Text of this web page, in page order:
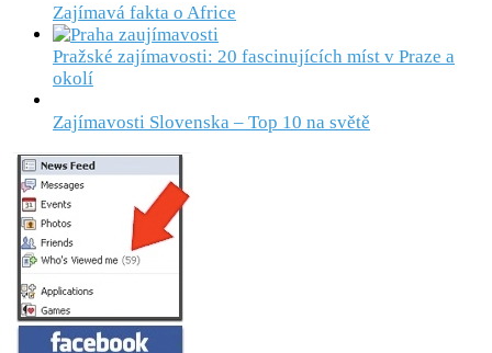
Zajímavá fakta o Africe
Pražské zajímavosti: 20 fascinujících míst v Praze a
okolí
Zajímavosti Slovenska – Top 10 na světě